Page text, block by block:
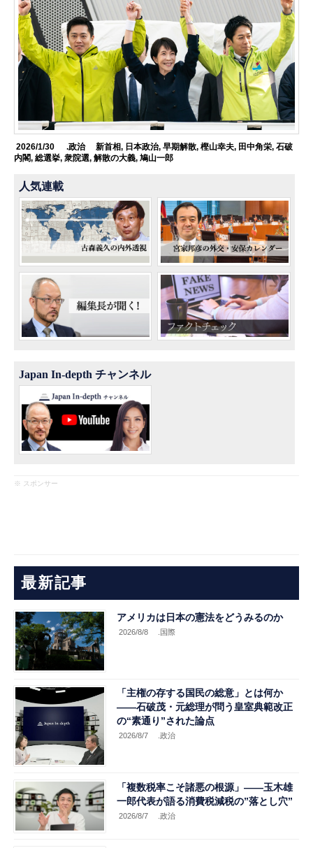
2026/1/30 .政治 新首相, 日本政治, 早期解散, 樫山幸夫, 田中角栄, 石破
内閣,総選挙,衆院選,解散の大義,鳩山一郎
人気連載
Japan In-depth チャンネル
※ スポンサー
最新記事
アメリカは日本の憲法をどうみるのか
2026/8/8 .国際
「主権の存する国民の総意」とは何か
――石破茂・元総理が問う皇室典範改正
の“素通り”された論点
2026/8/7 .政治
「複数税率こそ諸悪の根源」――玉木雄
一郎代表が語る消費税減税の”落とし穴”
2026/8/7 .政治